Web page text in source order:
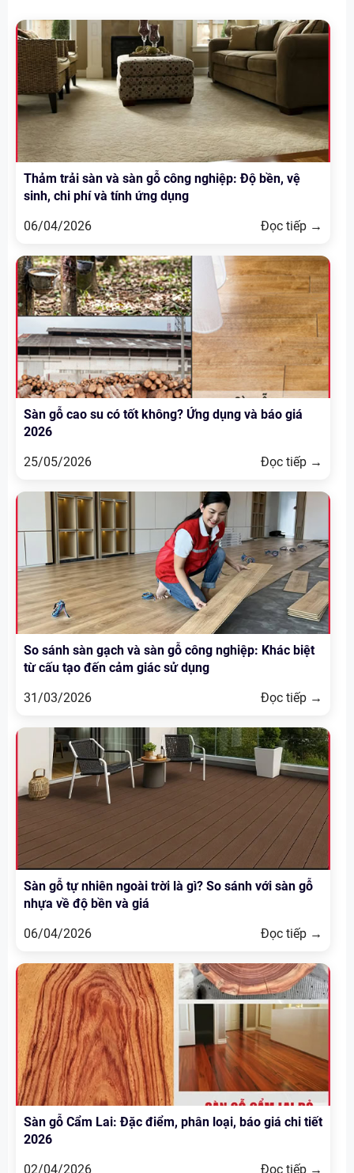
Thảm trải sàn và sàn gỗ công nghiệp: Độ bền, vệ
sinh, chi phí và tính ứng dụng
06/04/2026
Đọc tiếp →
Sàn gỗ cao su có tốt không? Ứng dụng và báo giá
2026
25/05/2026
Đọc tiếp →
So sánh sàn gạch và sàn gỗ công nghiệp: Khác biệt
từ cấu tạo đến cảm giác sử dụng
31/03/2026
Đọc tiếp →
Sàn gỗ tự nhiên ngoài trời là gì? So sánh với sàn gỗ
nhựa về độ bền và giá
06/04/2026
Đọc tiếp →
Sàn gỗ Cẩm Lai: Đặc điểm, phân loại, báo giá chi tiết
2026
02/04/2026
Đọc tiếp →